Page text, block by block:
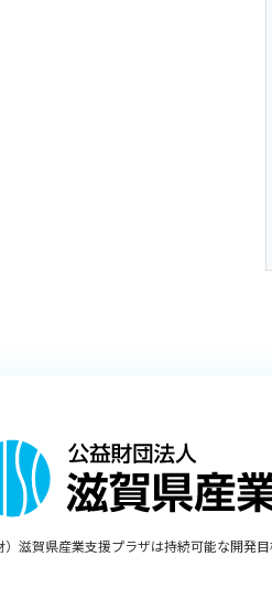
）滋賀県産業支援プラザは持続可能な開発